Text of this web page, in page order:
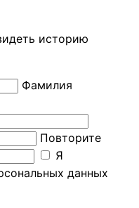
историю
Фамилия
Повторите
Я
данных